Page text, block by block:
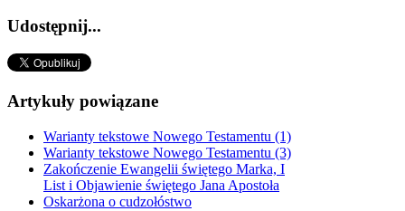
Udostępnij...
Artykuły powiązane
Warianty tekstowe Nowego Testamentu (1)
Warianty tekstowe Nowego Testamentu (3)
Zakończenie Ewangelii świętego Marka, I
List i Objawienie świętego Jana Apostoła
Oskarżona o cudzołóstwo